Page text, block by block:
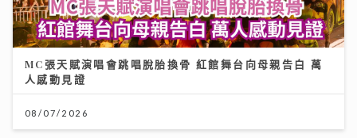
MC張天賦演唱會跳唱脫胎換骨 紅館舞台向母親告白 萬
人感動見證
08/07/2026